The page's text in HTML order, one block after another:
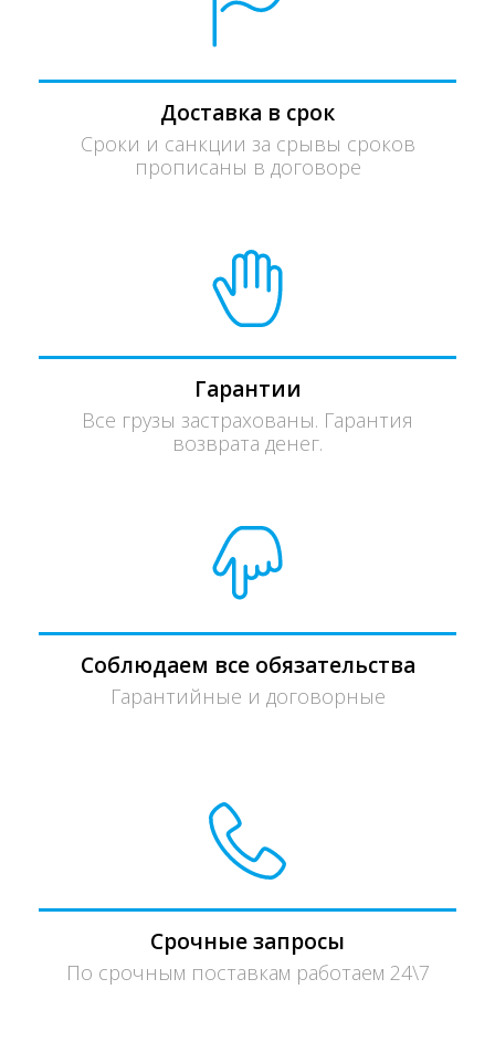
Доставка в срок
Сроки и санкции за срывы сроков
прописаны в договоре
Гарантии
Все грузы застрахованы. Гарантия
возврата денег.
Соблюдаем все обязательства
Гарантийные и договорные
Срочные запросы
По срочным поставкам работаем 24\7